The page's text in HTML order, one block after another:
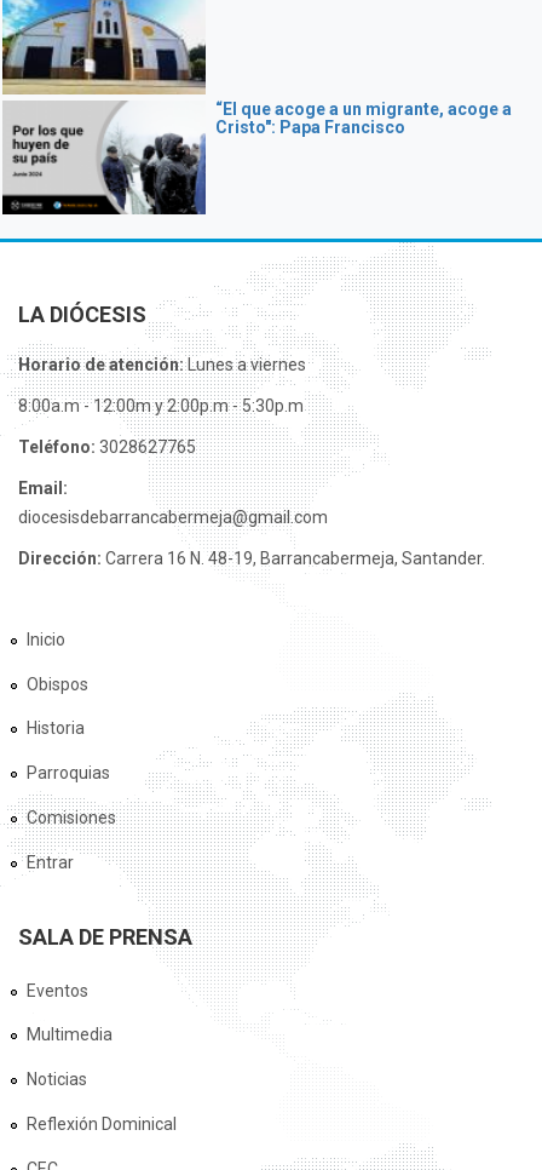
“El que acoge a un migrante, acoge a
Cristo": Papa Francisco
LA DIÓCESIS
Horario de atención:Lunes a viernes
8:00a.m - 12:00m y 2:00p.m - 5:30p.m
Teléfono: 3028627765
Email:
diocesisdebarrancabermeja@gmail.com
Dirección: Carrera 16 N. 48-19, Barrancabermeja, Santander.
Inicio
Obispos
Historia
Parroquias
Comisiones
Entrar
SALA DE PRENSA
Eventos
Multimedia
Noticias
Reflexión Dominical